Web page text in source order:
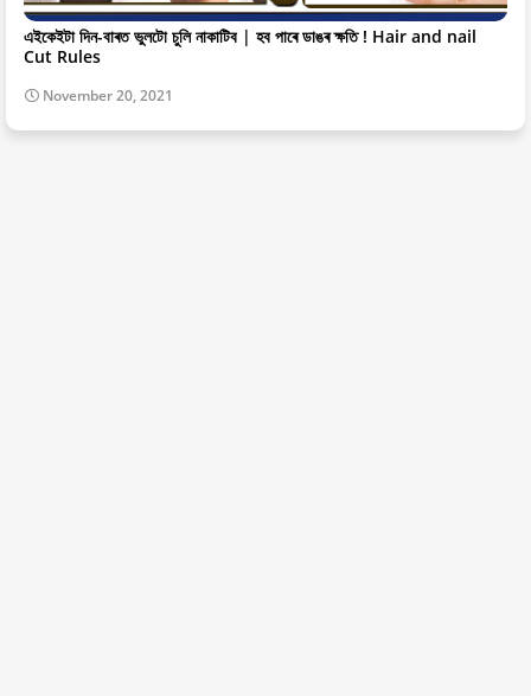
এইকেইটা দিন-বাৰত ভুলটো চুলি নাকাটিব | হব পাৰে ডাঙৰ ক্ষতি ! Hair and nail
Cut Rules
November 20, 2021